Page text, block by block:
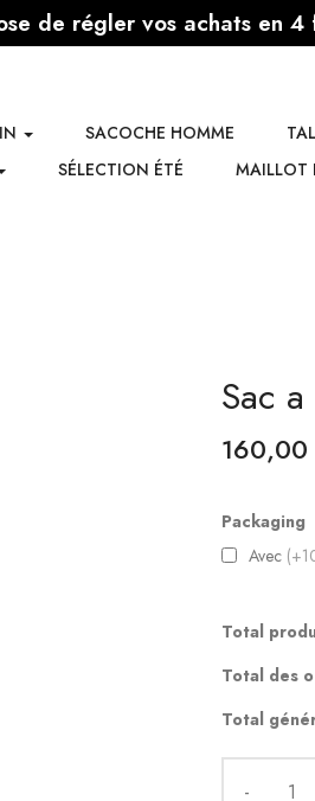
de régler vos achats en 4
SACOCHE HOMME
SÉLECTION ÉTÉ MAILLOT
Sac
160,00
Packaging
Avec
Total
Total des
Total